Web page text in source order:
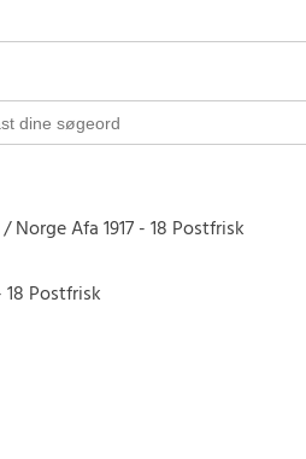
Norge Afa 1917 - 18 Postfrisk